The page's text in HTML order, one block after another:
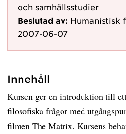
och samhällsstudier
Beslutad av: Humanistisk
2007-06-07
Innehåll
Kursen ger en introduktion till
filosofiska frågor med
filmen The Matrix. Kursens